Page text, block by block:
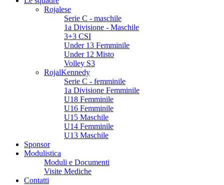
Rojalese
Serie C - maschile
1a Divisione - Maschile
3+3 CSI
Under 13 Femminile
Under 12 Misto
Volley S3
RojalKennedy
Serie C - femminile
1a Divisione Femminile
U18 Femminile
U16 Femminile
U15 Maschile
U14 Femminile
U13 Maschile
Sponsor
Modulistica
Moduli e Documenti
Visite Mediche
Contatti